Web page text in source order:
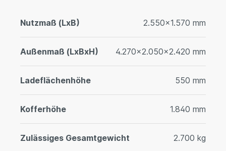
Nutzmaß (LxB) 2.550x1.570 mm
Außenmaß (LxBxH) 4.270x2.050x2.420 mm
Ladeflächenhöhe 550 mm
Kofferhöhe 1.840 mm
Zulässiges Gesamtgewicht 2.700 kg